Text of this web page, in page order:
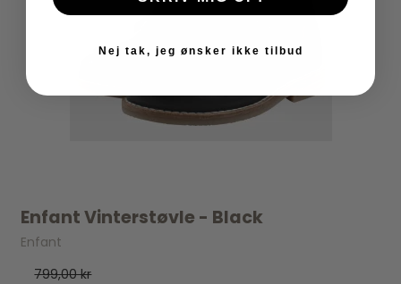
Enfant Vinterstøvle - Black
Enfant
799,00 kr
Nej tak, jeg ønsker ikke tilbud